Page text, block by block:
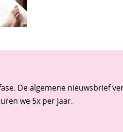
De algemene nieuwsbrief
we 5x per jaar.